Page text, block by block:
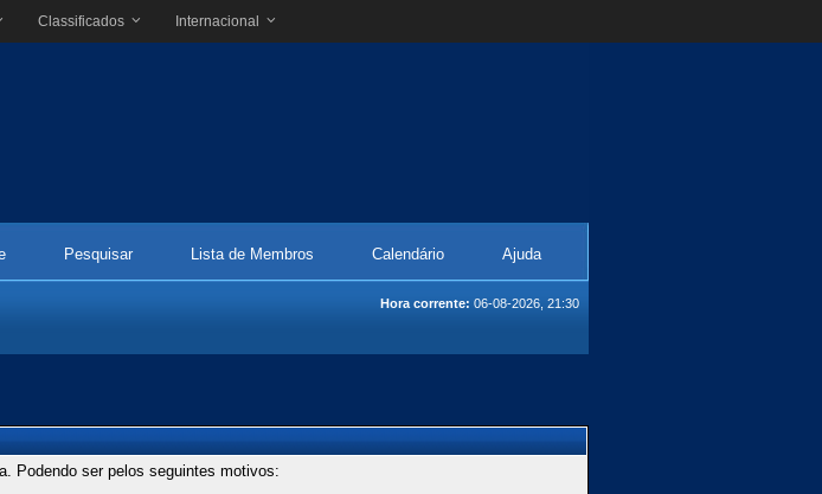
Classificados Internacional
Pesquisar Lista de Membros Calendário Ajuda
Hora corrente: 06-08-2026, 21:30
Podendo ser pelos seguintes motivos: